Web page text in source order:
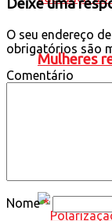
Mulheres
Deixe uma
O seu endereço
obrigatórios são
Comentário
Nome*